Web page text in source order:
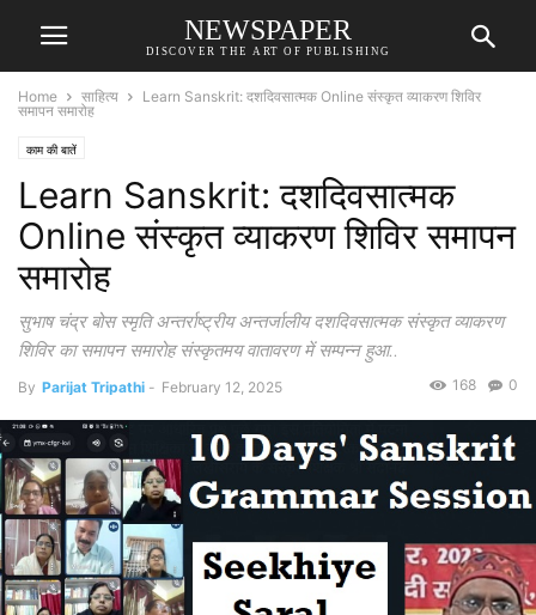
NEWSPAPER
DISCOVER THE ART OF PUBLISHING
Home साहित्य
Learn Sanskrit: दशदिवसात्मक Online संस्कृत व्याकरण शिविर
समापन समारोह
काम की बातें
Learn Sanskrit: दशदिवसात्मक
Online संस्कृत व्याकरण शिविर समापन
समारोह
सुभाष चंद्र बोस स्मृति अन्तर्राष्ट्रीय अन्तर्जालीय दशदिवसात्मक संस्कृत व्याकरण
शिविर का समापन समारोह संस्कृतमय वातावरण में सम्पन्न हुआ..
By Parijat Tripathi - February 12, 2025 0
168